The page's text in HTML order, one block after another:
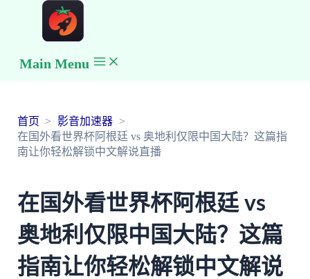
Main Menu
首页
影音加速器
在国外看世界杯阿根廷 vs 奥地利仅限中国大陆？这篇指
南让你轻松解锁中文解说直播
在国外看世界杯阿根廷 vs
奥地利仅限中国大陆？这篇
指南让你轻松解锁中文解说